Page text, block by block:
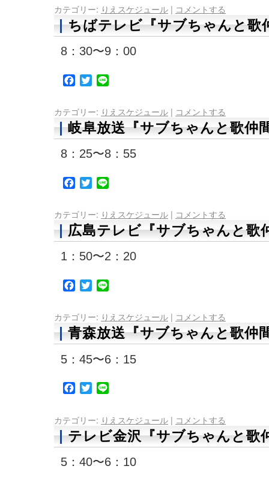
カテゴリー: りえスケジュール | コメントする
ちばテレビ『サブちゃんと歌
8：30〜9：00
Facebook
Twitter
カテゴリー: りえスケジュール | コメントする
岐阜放送『サブちゃんと歌仲
8：25〜8：55
Facebook
Twitter
カテゴリー: りえスケジュール | コメントする
広島テレビ『サブちゃんと歌
1：50〜2：20
Facebook
Twitter
カテゴリー: りえスケジュール | コメントする
青森放送『サブちゃんと歌仲
5：45〜6：15
Facebook
Twitter
カテゴリー: りえスケジュール | コメントする
テレビ金沢『サブちゃんと歌
5：40〜6：10